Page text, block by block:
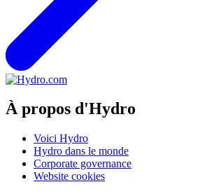
À propos d'Hydro
Voici Hydro
Hydro dans le monde
Corporate governance
Website cookies